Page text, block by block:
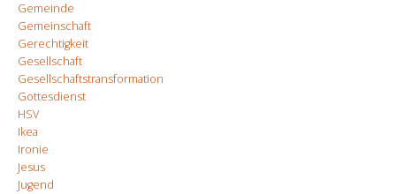
Gemeinde
Gemeinschaft
Gerechtigkeit
Gesellschaft
Gesellschaftstransformation
Gottesdienst
HSV
Ikea
Ironie
Jesus
Jugend